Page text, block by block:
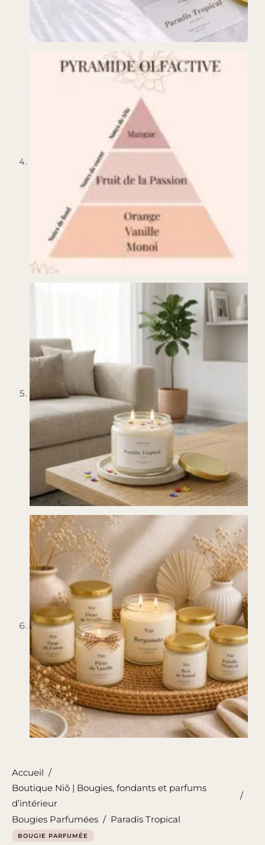
Accueil /
Boutique Niõ | Bougies, fondants et parfums
d’intérieur
/
Bougies Parfumées / Paradis Tropical
BOUGIE PARFUMÉE